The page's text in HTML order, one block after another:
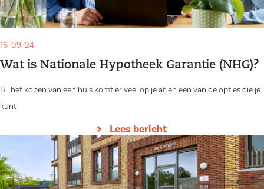
16-09-24
Wat is Nationale Hypotheek Garantie (NHG)?
Bij het kopen van een huis komt er veel op je af, en een van de opties die je
kunt
Lees bericht